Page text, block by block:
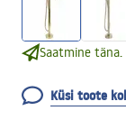
Saatmine täna.
Küsi toote